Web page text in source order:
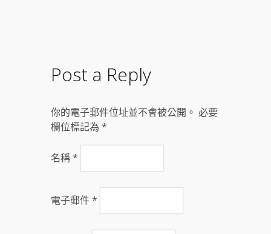
Post a Reply
你的電子郵件位址並不會被公開。 必要
欄位標記為 *
名稱*
電子郵件*